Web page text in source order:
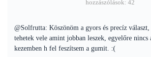
hozzászólások: 42
@Solfrutta: Köszönöm a gyors és precíz
tehetek vele amint jobban leszek, egyelőre nincs
kezemben h fel feszítsem a gumit. :(